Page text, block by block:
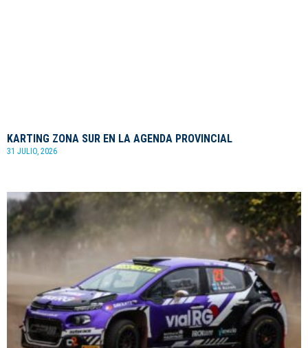
KARTING ZONA SUR EN LA AGENDA PROVINCIAL
31 JULIO, 2026